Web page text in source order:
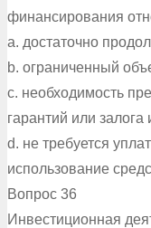
финансирования
a. достаточно
b. ограниченный
c. необходимость
гарантий или
d. не требуется
использование
Вопрос 36
Инвестиционная